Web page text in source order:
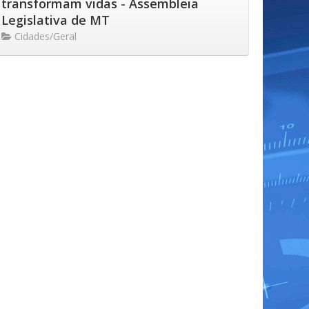
transformam vidas - Assembleia
Legislativa de MT
Cidades/Geral